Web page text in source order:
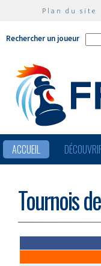
Plan du site
Rechercher un joueur
ACCUEIL
Tournois